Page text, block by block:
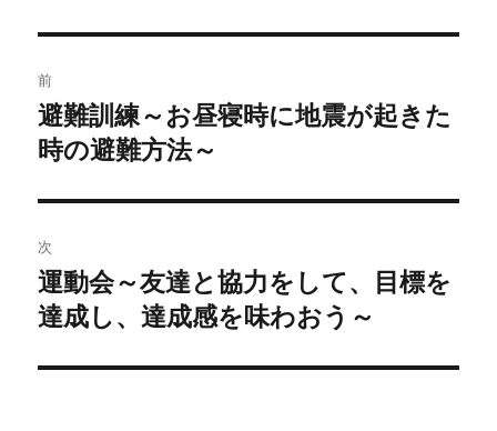
稿
ナ
ビ
ゲ
ー
シ
前
過
去
投
稿:
避難訓練～お昼寝時に地震が起きた
時の避難方法～
次
次
の
稿:
運動会～友達と協力をして、目標を
達成し、達成感を味わおう～